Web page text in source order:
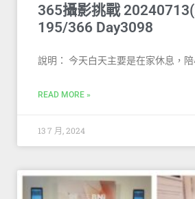
365攝影挑戰
195/366 Day3098
說明： 今天白天主要是在家休息，
READ MORE »
13 7 月, 2024